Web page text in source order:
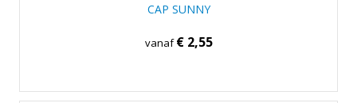
CAP SUNNY
vanaf€ 2,55